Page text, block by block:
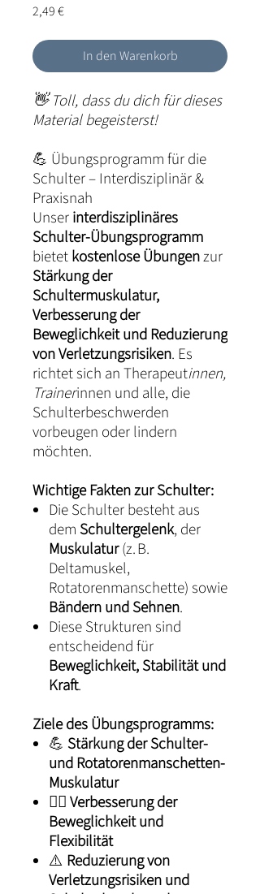
2,49 €Preis
In den Warenkorb
👋Toll, dass du dich für dieses
Material begeisterst!
💪 Übungsprogramm für die
Schulter – Interdisziplinär &
Praxisnah
Unserinterdisziplinäres
Schulter-Übungsprogramm
bietetkostenlose Übungenzur
Stärkung der
Schultermuskulatur,
Verbesserung der
Beweglichkeit und Reduzierung
von Verletzungsrisiken. Es
richtet sich an Therapeutinnen,
Trainerinnen und alle, die
Schulterbeschwerden
vorbeugen oder lindern
möchten.
Wichtige Fakten zur Schulter:
Die Schulter besteht aus
dem Schultergelenk, der
Muskulatur(z. B.
Deltamuskel,
Rotatorenmanschette) sowie
Bändern und Sehnen.
Diese Strukturen sind
entscheidend für
Beweglichkeit, Stabilität und
Kraft.
Ziele des Übungsprogramms:
💪 Stärkung der Schulter-
und Rotatorenmanschetten-
Muskulatur
🏃‍♂️Verbesserung der
Beweglichkeit und
Flexibilität
⚠️ Reduzierung von
Verletzungsrisiken und